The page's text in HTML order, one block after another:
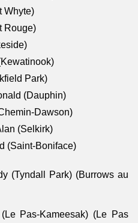
Whyte)
Rouge)
Park)
(Dauphin)
Dawson)
(Selkirk)
(Saint-Boniface)
(Tyndall Park) (Burrows au
Pas-Kameesak) (Le Pas